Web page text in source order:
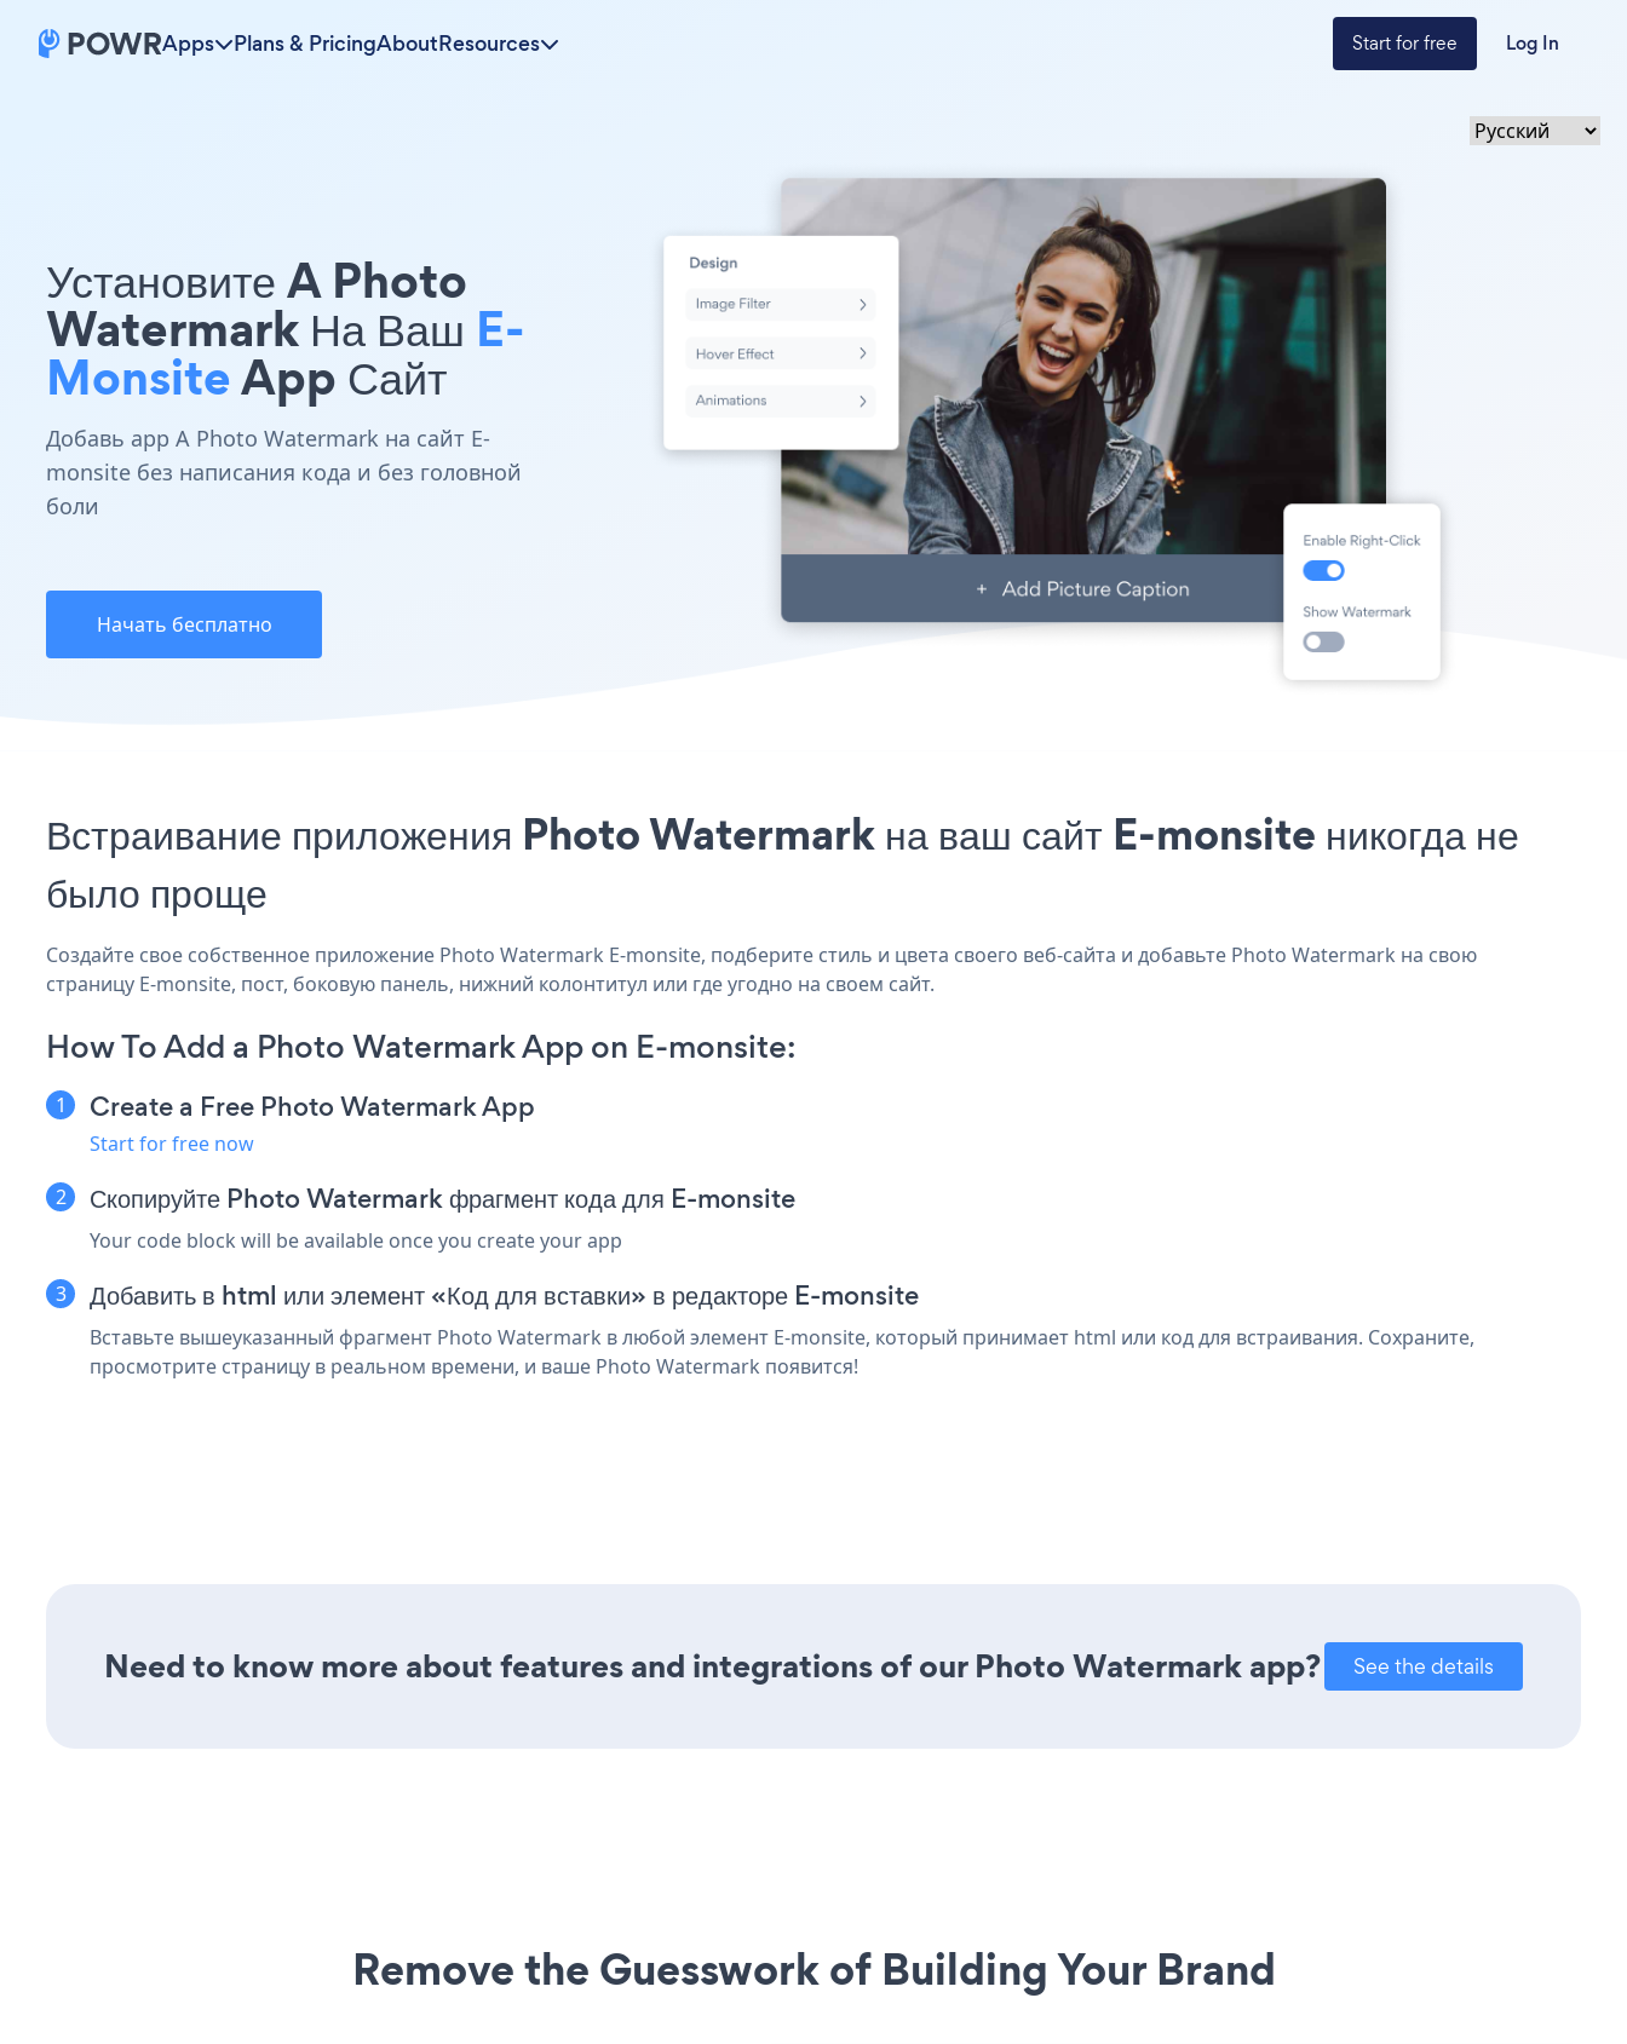
Apps Plans & PricingAboutResources Start for free Log In
Установите A Photo
Watermark На Ваш E-
MonsiteApp Сайт
Добавь app A Photo Watermark на сайт E-
monsite без написания кода и без головной
боли
Начать бесплатно
Встраивание приложения Photo Watermark на ваш сайт E-monsite никогда не
было проще
Создайте свое собственное приложение Photo Watermark E-monsite, подберите стиль и цвета своего веб-сайта и добавьте Photo Watermark на свою
страницу E-monsite, пост, боковую панель, нижний колонтитул или где угодно на своем сайт.
How To Add a Photo Watermark App on E-monsite:
Create a Free Photo Watermark App
Start for free now
Скопируйте Photo Watermark фрагмент кода для E-monsite
Your code block will be available once you create your app
Добавить в html или элемент «Код для вставки» в редакторе E-monsite
Вставьте вышеуказанный фрагмент Photo Watermark в любой элемент E-monsite, который принимает html или код для встраивания. Сохраните,
просмотрите страницу в реальном времени, и ваше Photo Watermark появится!
Need to know more about features and integrations of our Photo Watermark app? See the details
Remove the Guesswork of Building Your Brand